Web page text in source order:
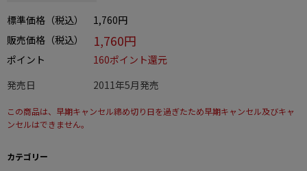
標準価格（税込）
1,760円
販売価格（税込）
1,760円
ポイント
160ポイント還元
発売日
2011年5月発売
この商品は、早期キャンセル締め切り日を過ぎたため早期キャンセル及びキャ
ンセルはできません。
カテゴリー